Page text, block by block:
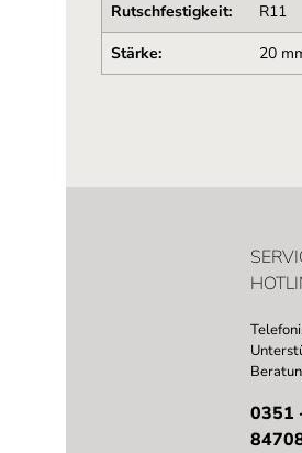
Rutschfestigkeit:
R11
Stärke:
20
0351